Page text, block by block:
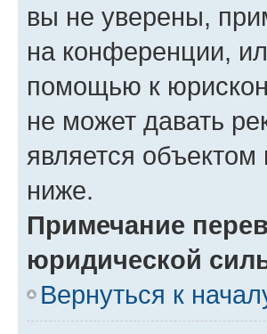
вы не уверены,
на конференции,
помощью к
не может давать
является
ниже.
Примечание
юридической
Вернуться к